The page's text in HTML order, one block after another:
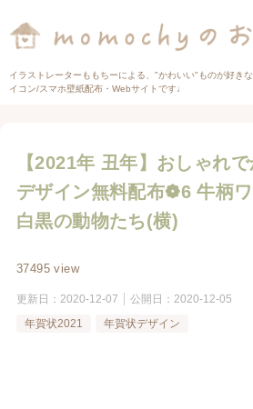
イラストレーターももちーによる、"かわいい"ものが好き
イコン/スマホ壁紙配布・Webサイトです♩
【2021年 丑年】おしゃれ
デザイン無料配布❁6 牛柄
白黒の動物たち(横)
37495 view
更新日： 2020-12-07 公開日： 2020-12-05
年賀状2021
年賀状デザイン